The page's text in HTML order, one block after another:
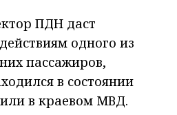
ПДН даст
одного из
пассажиров,
в состоянии
в краевом МВД.